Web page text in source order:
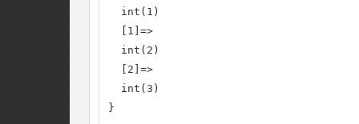
  int(1)
  [1]=>
  int(2)
  [2]=>
  int(3)
}